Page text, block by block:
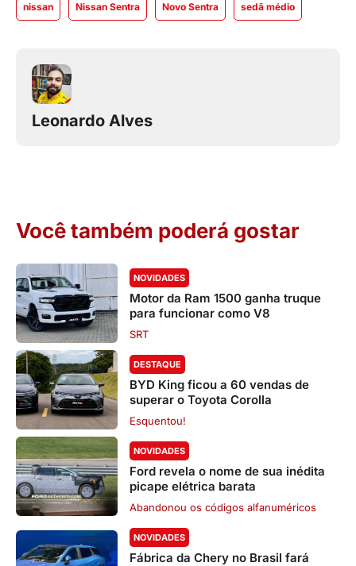
nissan Nissan Sentra Novo Sentra sedã médio
Leonardo Alves
Você também poderá gostar
NOVIDADES
Motor da Ram 1500 ganha truque
para funcionar como V8
SRT
DESTAQUE
BYD King ficou a 60 vendas de
superar o Toyota Corolla
Esquentou!
NOVIDADES
Ford revela o nome de sua inédita
picape elétrica barata
Abandonou os códigos alfanuméricos
NOVIDADES
Fábrica da Chery no Brasil fará